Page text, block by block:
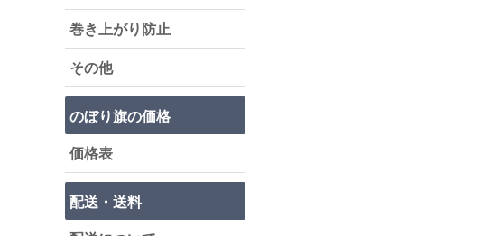
巻き上がり防止
その他
のぼり旗の価格
価格表
配送・送料